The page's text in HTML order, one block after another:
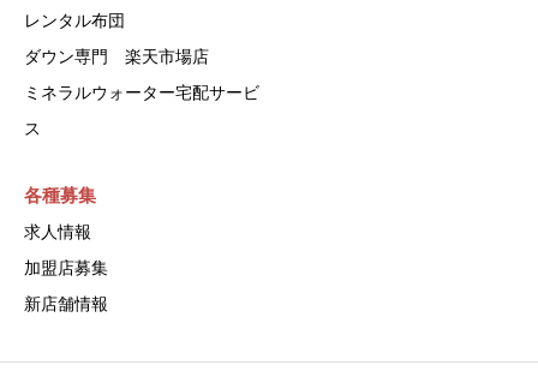
レンタル布団
ダウン専門 楽天市場店
ミネラルウォーター宅配サービ
ス
各種募集
求人情報
加盟店募集
新店舗情報